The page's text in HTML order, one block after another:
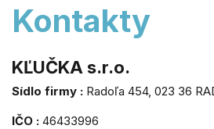
Kontakty
KĽUČKA s.r.o.
Sídlo firmy : Radoľa 454, 023 36
IČO : 46433996